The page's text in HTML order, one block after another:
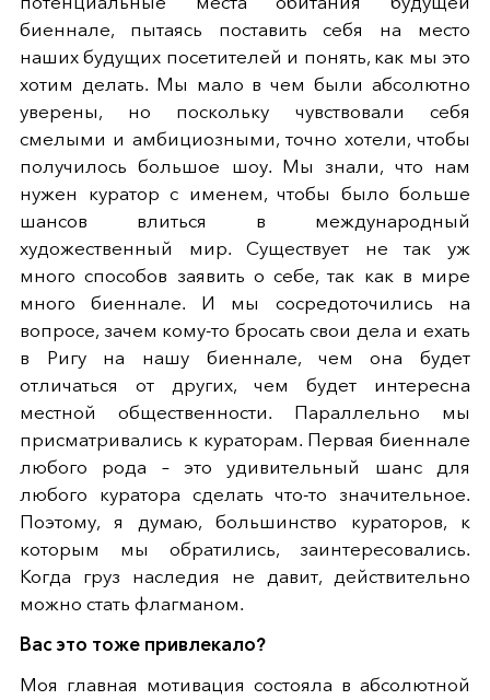
биеннале, пытаясь поставить себя на место
наших будущих посетителей и понять, как мы это
хотим делать. Мы мало в чем были абсолютно
уверены, но поскольку чувствовали себя
смелыми и амбициозными, точно хотели, чтобы
получилось большое шоу. Мы знали, что нам
нужен куратор с именем, чтобы было больше
шансов влиться в международный
художественный мир. Существует не так уж
много способов заявить о себе, так как в мире
много биеннале. И мы сосредоточились на
вопросе, зачем кому-то бросать свои дела и ехать
в Ригу на нашу биеннале, чем она будет
отличаться от других, чем будет интересна
местной общественности. Параллельно мы
присматривались к кураторам. Первая биеннале
любого рода – это удивительный шанс для
любого куратора сделать что-то значительное.
Поэтому, я думаю, большинство кураторов, к
которым мы обратились, заинтересовались.
Когда груз наследия не давит, действительно
можно стать флагманом.
Вас это тоже привлекало?
Моя главная мотивация состояла в абсолютной